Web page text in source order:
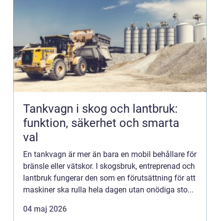
Tankvagn i skog och lantbruk:
funktion, säkerhet och smarta
val
En tankvagn är mer än bara en mobil behållare för
bränsle eller vätskor. I skogsbruk, entreprenad och
lantbruk fungerar den som en förutsättning för att
maskiner ska rulla hela dagen utan onödiga sto...
04 maj 2026